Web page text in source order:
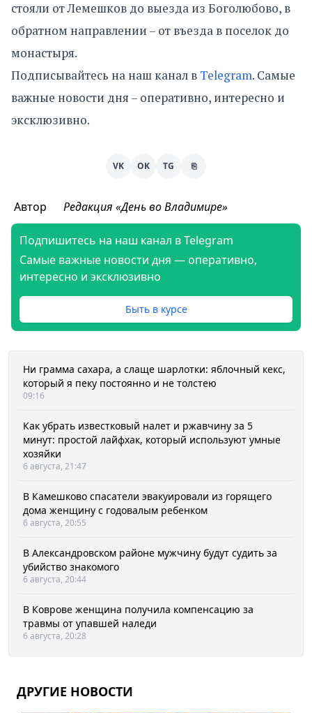
стояли от Лемешков до выезда из Боголюбово, в
обратном направлении – от въезда в поселок до
монастыря.
Подписывайтесь на наш канал в Telegram. Самые
важные новости дня – оперативно, интересно и
эксклюзивно.
VK OK TG ⎘
Автор Редакция «День во Владимире»
Подпишитесь на наш канал в Telegram
Самые важные новости дня — оперативно,
интересно и эксклюзивно
Быть в курсе
Ни грамма сахара, а слаще шарлотки: яблочный кекс,
который я пеку постоянно и не толстею
09:16
Как убрать известковый налет и ржавчину за 5
минут: простой лайфхак, который используют умные
хозяйки
6 августа, 21:47
В Камешково спасатели эвакуировали из горящего
дома женщину с годовалым ребенком
6 августа, 20:55
В Александровском районе мужчину будут судить за
убийство знакомого
6 августа, 20:44
В Коврове женщина получила компенсацию за
травмы от упавшей наледи
6 августа, 20:28
ДРУГИЕ НОВОСТИ